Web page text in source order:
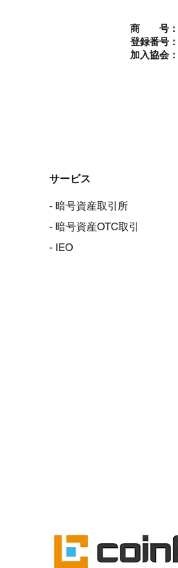
商 号：
登録番号：
加入協会：
サービス
- 暗号資産取引所
- 暗号資産OTC取引
- IEO